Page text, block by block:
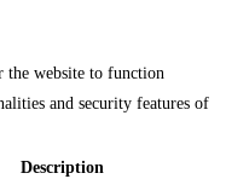
the website to function
and security features of
Description